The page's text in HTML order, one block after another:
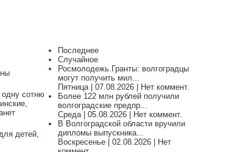
сотню
детей,
Последнее
Случайное
Росмолодежь.Гранты: волгоградцы
могут получить мил...
Пятница | 07.08.2026 | Нет коммент.
Более 122 млн рублей получили
волгоградские предпр...
Среда | 05.08.2026 | Нет коммент.
В Волгоградской области вручили
дипломы выпускника...
Воскресенье | 02.08.2026 | Нет